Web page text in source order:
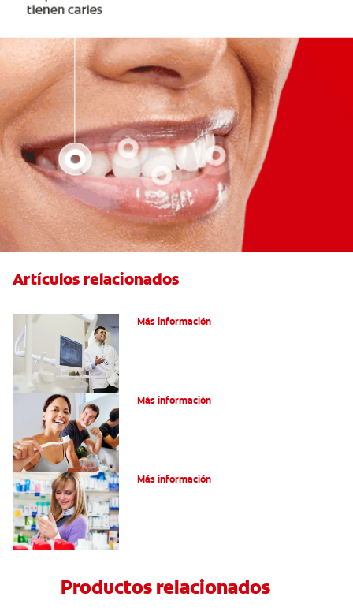
Artículos relacionados
Más información
Más información
Más información
Productos relacionados